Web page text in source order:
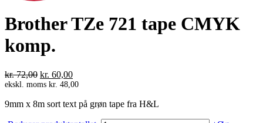
Brother TZe 721 tape CMYK
komp.
kr.72,00 Den
oprindelige
var:
kr. 60,00Den
aktuelle
er:
ekskl. moms kr. 48,00
9mm x 8m sort text på grøn tape fra H&L